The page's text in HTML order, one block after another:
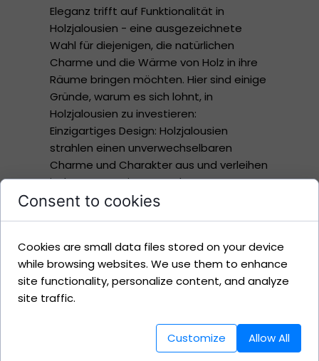
Eleganz trifft auf Funktionalität in
Holzjalousien - eine ausgezeichnete
Wahl für diejenigen, die natürlichen
Charme und die Wärme von Holz in ihre
Räume bringen möchten. Hier sind einige
Gründe, warum es sich lohnt, in
Holzjalousien zu investieren:
Einzigartiges Design: Holzjalousien
strahlen einen unverwechselbaren
Charme und Charakter aus und verleihen
jedem Raum einen Hauch von Luxus.
Erhältlich in verschiedenen Holzfarben
Einrichtungsstile, von klassisch bis
modern.
Natürlichkeit und Wärme: Holz ist ein
Material, das immer mit Gemütlichkeit
Holz verleihen einem Raum eine
einzigartige Atmosphäre, die
Consent to cookies
Cookies are small data files stored on your device
while browsing websites. We use them to enhance
site functionality, personalize content, and analyze
site traffic.
Customize Allow All